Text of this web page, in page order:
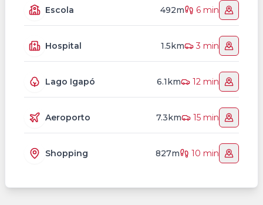
Escola 492m 6 min
Hospital 1.5km 3 min
Lago Igapó 6.1km 12 min
Aeroporto 7.3km 15 min
Shopping 827m 10 min